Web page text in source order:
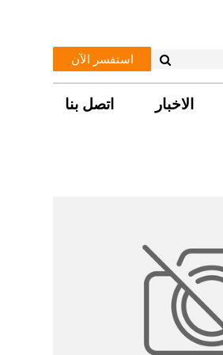
استفسر الآن
الاخبار اتصل بنا